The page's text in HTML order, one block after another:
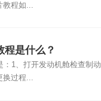
程如...
程是什么？
：1、打开发动机舱检查制动
换过程...